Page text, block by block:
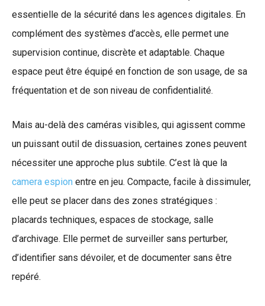
essentielle de la sécurité dans les agences digitales. En
complément des systèmes d’accès, elle permet une
supervision continue, discrète et adaptable. Chaque
espace peut être équipé en fonction de son usage, de sa
fréquentation et de son niveau de confidentialité.
Mais au-delà des caméras visibles, qui agissent comme
un puissant outil de dissuasion, certaines zones peuvent
nécessiter une approche plus subtile. C’est là que la
camera espion entre en jeu. Compacte, facile à dissimuler,
elle peut se placer dans des zones stratégiques :
placards techniques, espaces de stockage, salle
d’archivage. Elle permet de surveiller sans perturber,
d’identifier sans dévoiler, et de documenter sans être
repéré.